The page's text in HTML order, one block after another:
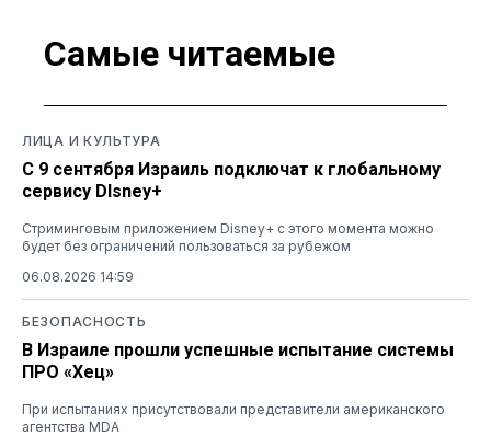
Самые читаемые
ЛИЦА И КУЛЬТУРА
С 9 сентября Израиль подключат к глобальному
сервису DIsney+
Стриминговым приложением Disney+ с этого момента можно
будет без ограничений пользоваться за рубежом
06.08.2026 14:59
БЕЗОПАСНОСТЬ
В Израиле прошли успешные испытание системы
ПРО «Хец»
При испытаниях присутствовали представители американского
агентства MDA